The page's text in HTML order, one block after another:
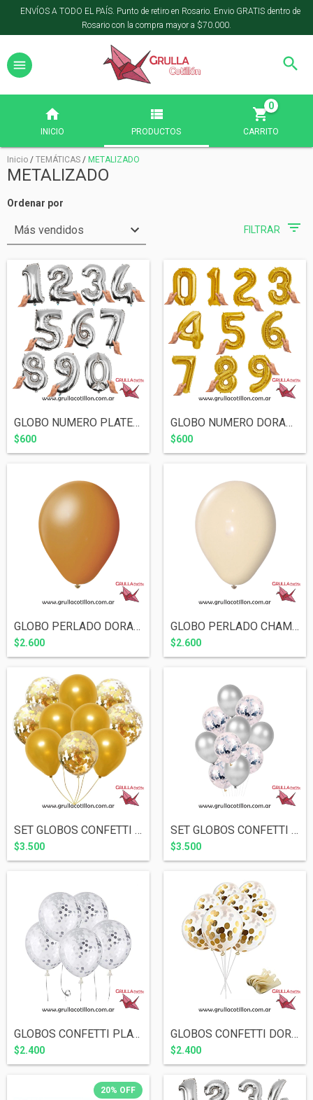
ENVÍOS A TODO EL PAÍS. Punto de retiro en Rosario. Envio GRATIS dentro de
Rosario con la compra mayor a $70.000.
INICIO PRODUCTOS CARRITO
0
Inicio / TEMÁTICAS / METALIZADO
METALIZADO
Ordenar por
FILTRAR
GLOBO NUMERO PLATEADO 16"
$600
GLOBO NUMERO DORADO 16"
$600
GLOBO PERLADO DORADO 12" x10
$2.600
GLOBO PERLADO CHAMPAGNE 12" x10
$2.600
SET GLOBOS CONFETTI DORADO Y PERLADO DOR...
$3.500
SET GLOBOS CONFETTI PLATEADO Y PERLADO P...
$3.500
GLOBOS CONFETTI PLATEADO x5
$2.400
GLOBOS CONFETTI DORADO x5
$2.400
20% OFF